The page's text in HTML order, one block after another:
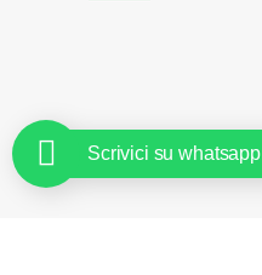
Scrivici su whatsapp